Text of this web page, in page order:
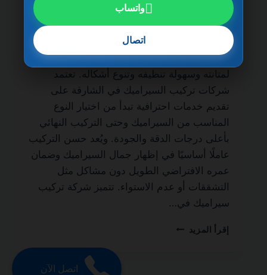
ضمان مدى الحياة من أهم الجهات المتخصصة
في أعمال التشطيب الداخلي والخارجي، حيث
يُعتبر السيراميك من أكثر الخامات استخدامًا في
المنازل والفلل والشقق والمباني التجارية نظرًا
لمتانته وسهولة تنظيفه وتنوع أشكاله. تعتمد
شركات تركيب السيراميك في الشارقة على
تقديم خدمات احترافية تبدأ من اختيار النوع
المناسب من السيراميك وحتى التركيب النهائي
بأعلى درجات الدقة والجودة. ويُعد حسن التركيب
عاملًا أساسيًا في إظهار جمال السيراميك وضمان
عمره الافتراضي الطويل دون مشاكل مثل
التشققات أو عدم الاستواء. تتميز شركة تركيب
سيراميك في…
إقرأ المزيد شركة
اتصل الآن
واتساب
اتصال